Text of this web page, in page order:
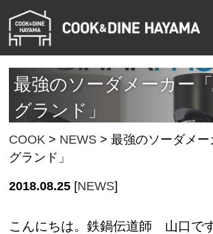
最強のソーダメーカー
グランド」
COOK > NEWS >最強のソーダメ
グランド」
2018.08.25 [NEWS]
こんにちは。鉄鍋伝道師 山口で